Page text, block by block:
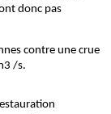
donc pas
contre une crue
/s.